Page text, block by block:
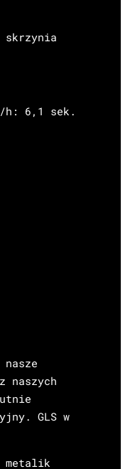
skrzynia
h: 6,1 sek.
naszych
GLS w
metalik